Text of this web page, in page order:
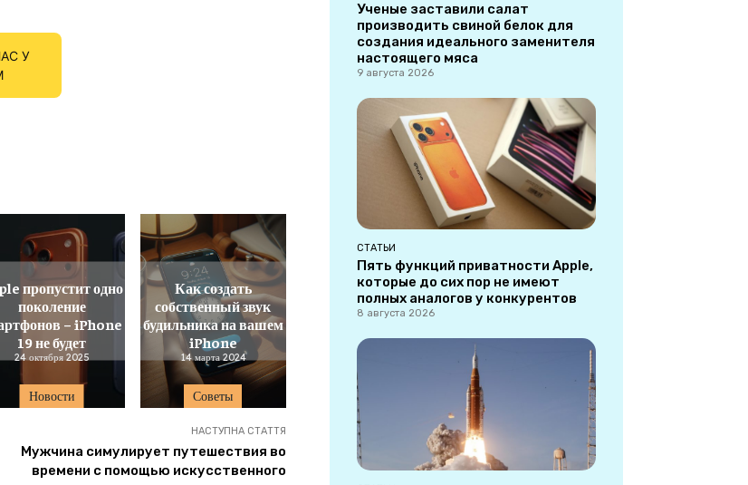
У
Новости
пропустит одно
поколение
– iPhone
19 не будет
24 октября 2025
Советы
Как создать
собственный звук
будильника на вашем
iPhone
14 марта 2024
НАСТУПНА СТАТТЯ
Мужчина симулирует путешествия во
времени с помощью искусственного
Ученые заставили салат
производить свиной белок для
создания идеального заменителя
настоящего мяса
9 августа 2026
СТАТЬИ
Пять функций приватности Apple,
которые до сих пор не имеют
полных аналогов у конкурентов
8 августа 2026